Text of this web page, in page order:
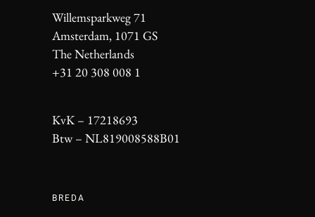
Willemsparkweg 71
Amsterdam, 1071 GS
The Netherlands
+31 20 308 008 1
KvK – 17218693
Btw – NL819008588B01
BREDA